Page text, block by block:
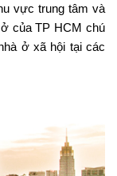
vực trung tâm và
của TP HCM chú
ở xã hội tại các